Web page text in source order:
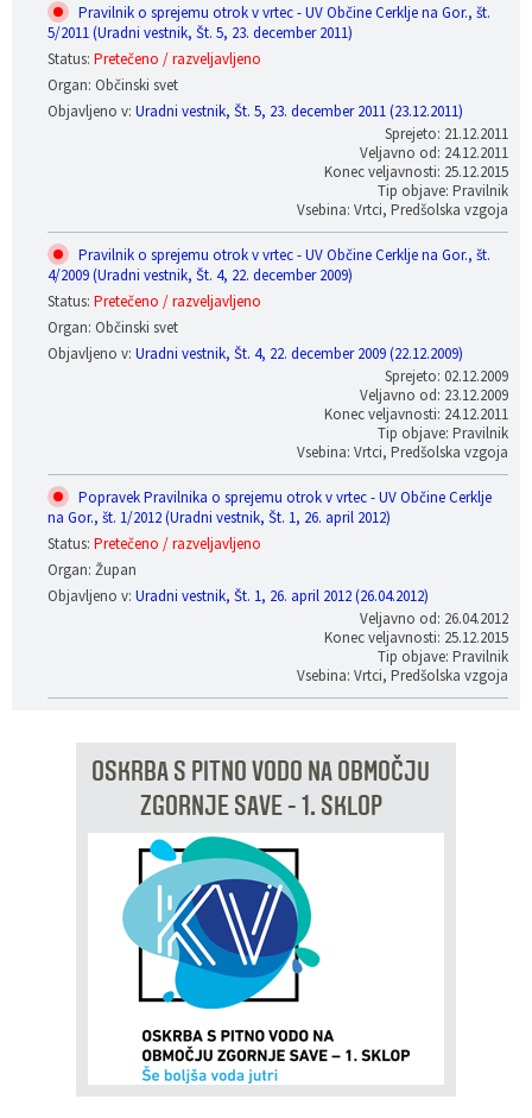
Pravilnik o sprejemu otrok v vrtec - UV Občine Cerklje na Gor., št.
5/2011 (Uradni vestnik, Št. 5, 23. december 2011)
Status: Pretečeno / razveljavljeno
Organ: Občinski svet
Objavljeno v: Uradni vestnik, Št. 5, 23. december 2011 (23.12.2011)
Sprejeto: 21.12.2011
Veljavno od: 24.12.2011
Konec veljavnosti: 25.12.2015
Tip objave: Pravilnik
Vsebina: Vrtci, Predšolska vzgoja
Pravilnik o sprejemu otrok v vrtec - UV Občine Cerklje na Gor., št.
4/2009 (Uradni vestnik, Št. 4, 22. december 2009)
Status: Pretečeno / razveljavljeno
Organ: Občinski svet
Objavljeno v: Uradni vestnik, Št. 4, 22. december 2009 (22.12.2009)
Sprejeto: 02.12.2009
Veljavno od: 23.12.2009
Konec veljavnosti: 24.12.2011
Tip objave: Pravilnik
Vsebina: Vrtci, Predšolska vzgoja
Popravek Pravilnika o sprejemu otrok v vrtec - UV Občine Cerklje
na Gor., št. 1/2012 (Uradni vestnik, Št. 1, 26. april 2012)
Status: Pretečeno / razveljavljeno
Organ: Župan
Objavljeno v: Uradni vestnik, Št. 1, 26. april 2012 (26.04.2012)
Veljavno od: 26.04.2012
Konec veljavnosti: 25.12.2015
Tip objave: Pravilnik
Vsebina: Vrtci, Predšolska vzgoja
OSKRBA S PITNO VODO NA OBMOČJU
ZGORNJE SAVE - 1. SKLOP